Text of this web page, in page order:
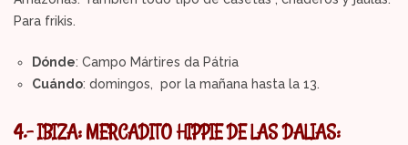
Para frikis.
Dónde: Campo Mártires da Pátria
Cuándo: domingos, por la mañana hasta la 13.
4.- IBIZA: MERCADITO HIPPIE DE LAS DALIAS: